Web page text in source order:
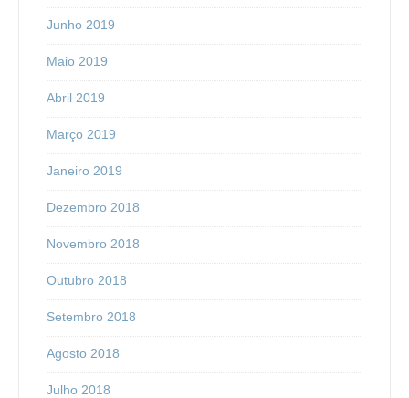
Junho 2019
Maio 2019
Abril 2019
Março 2019
Janeiro 2019
Dezembro 2018
Novembro 2018
Outubro 2018
Setembro 2018
Agosto 2018
Julho 2018